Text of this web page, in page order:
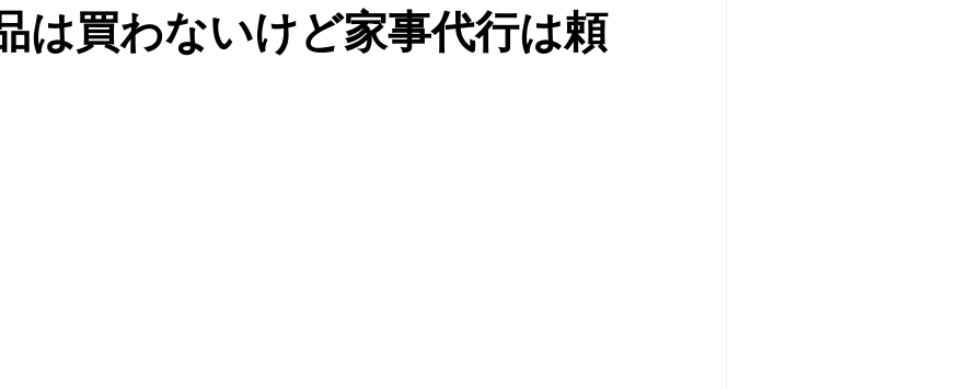
は買わないけど家事代行は頼